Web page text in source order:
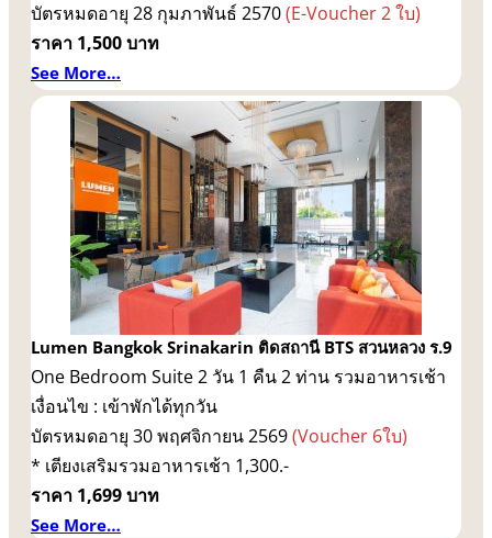
บัตรหมดอายุ 28 กุมภาพันธ์ 2570(E-Voucher 2 ใบ)
ราคา 1,500 บาท
See More…
Lumen Bangkok Srinakarin ติดสถานี BTS สวนหลวง ร.9
One Bedroom Suite 2 วัน 1 คืน 2 ท่าน รวมอาหารเช้า
เงื่อนไข : เข้าพักได้ทุกวัน
บัตรหมดอายุ 30 พฤศจิกายน 2569(Voucher 6ใบ)
* เตียงเสริมรวมอาหารเช้า 1,300.-
ราคา 1,699 บาท
See More…